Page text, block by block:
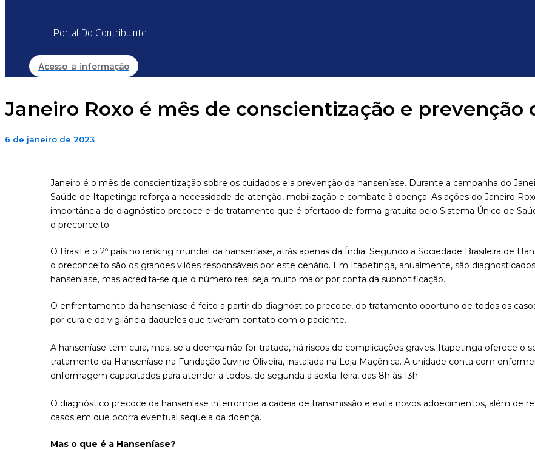
Portal Do Contribuinte
Acesso a informação
Janeiro Roxo é mês de conscientização e prevenção
6 de janeiro de 2023
Janeiro é o mês de conscientização sobre os cuidados e a prevenção da hanseníase. Durante a campanha do
Saúde de Itapetinga reforça a necessidade de atenção, mobilização e combate à doença. As ações do Janeiro
importância do diagnóstico precoce e do tratamento que é ofertado de forma gratuita pelo Sistema Único de
o preconceito.
O Brasil é o 2º país no ranking mundial da hanseníase, atrás apenas da Índia. Segundo a Sociedade Brasileira de
o preconceito são os grandes vilões responsáveis por este cenário. Em Itapetinga, anualmente, são
hanseníase, mas acredita-se que o número real seja muito maior por conta da subnotificação.
O enfrentamento da hanseníase é feito a partir do diagnóstico precoce, do tratamento oportuno de todos os
por cura e da vigilância daqueles que tiveram contato com o paciente.
A hanseníase tem cura, mas, se a doença não for tratada, há riscos de complicações graves. Itapetinga oferece o
tratamento da Hanseníase na Fundação Juvino Oliveira, instalada na Loja Maçônica. A unidade conta com
enfermagem capacitados para atender a todos, de segunda a sexta-feira, das 8h às 13h.
O diagnóstico precoce da hanseníase interrompe a cadeia de transmissão e evita novos adoecimentos, além de
casos em que ocorra eventual sequela da doença.
Mas o que é a Hanseníase?